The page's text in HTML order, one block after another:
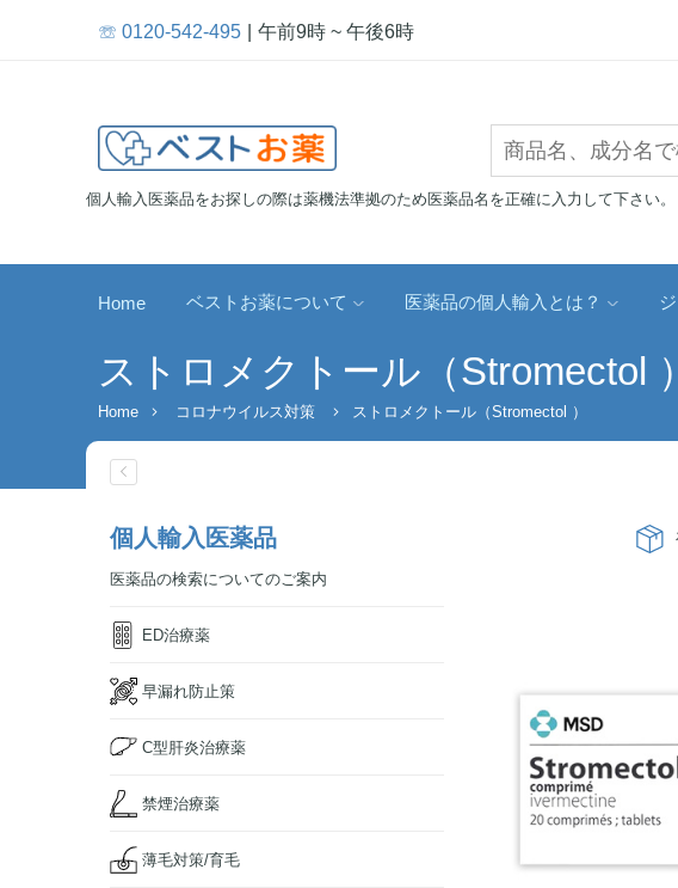
☏ 0120-542-495 午前9時 ~ 午後6時
個人輸入医薬品をお探しの際は薬機法準拠のため医薬品名を正確に入力して下さい。
Home ベストお薬について 医薬品の個人輸入とは？
ストロメクトール（Stromectol ）
Home コロナウイルス対策 ストロメクトール（Stromectol ）
個人輸入医薬品
医薬品の検索についてのご案内
ED治療薬
早漏れ防止策
C型肝炎治療薬
禁煙治療薬
薄毛対策/育毛